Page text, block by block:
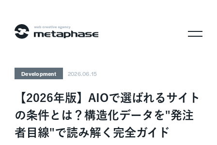
株式会社メタフェイズ
Development 2026.06.15
【2026年版】AIOで選ばれるサイト
の条件とは？構造化データを"発注
者目線"で読み解く完全ガイド